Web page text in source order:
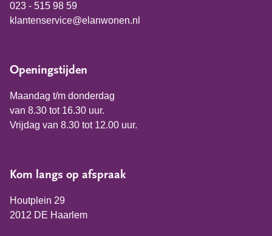
023 - 515 98 59
klantenservice@elanwonen.nl
Openingstijden
Maandag t/m donderdag
van 8.30 tot 16.30 uur.
Vrijdag van 8.30 tot 12.00 uur.
Kom langs op afspraak
Houtplein 29
2012 DE Haarlem